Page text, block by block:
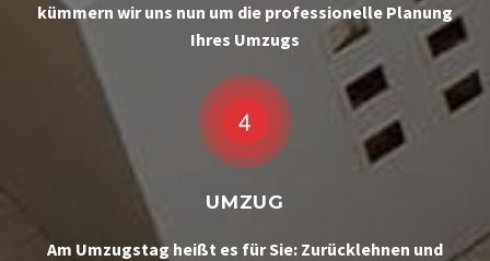
kümmern wir uns nun um die professionelle Planung
Ihres Umzugs
UMZUG
Am Umzugstag heißt es für Sie: Zurücklehnen und